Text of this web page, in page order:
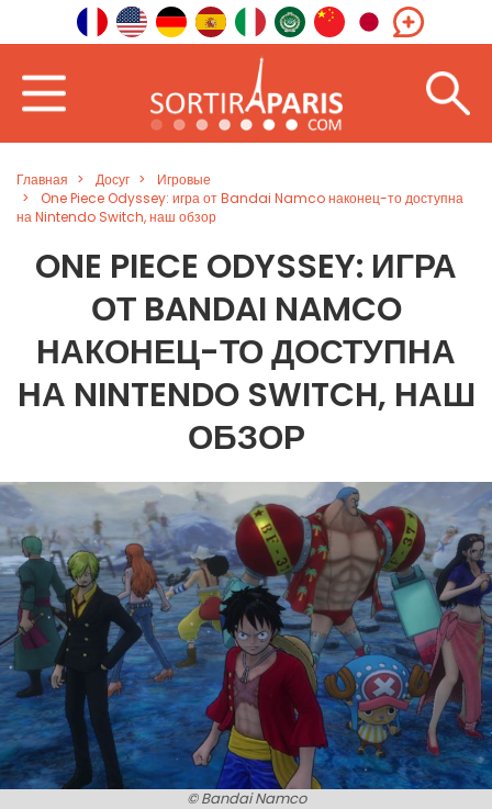
Главная Досуг
Игровые
One Piece Odyssey: игра от Bandai Namco наконец-то доступна
на Nintendo Switch, наш обзор
ONE PIECE ODYSSEY: ИГРА
ОТ BANDAI NAMCO
НАКОНЕЦ-ТО ДОСТУПНА
НА NINTENDO SWITCH, НАШ
ОБЗОР
© Bandai Namco